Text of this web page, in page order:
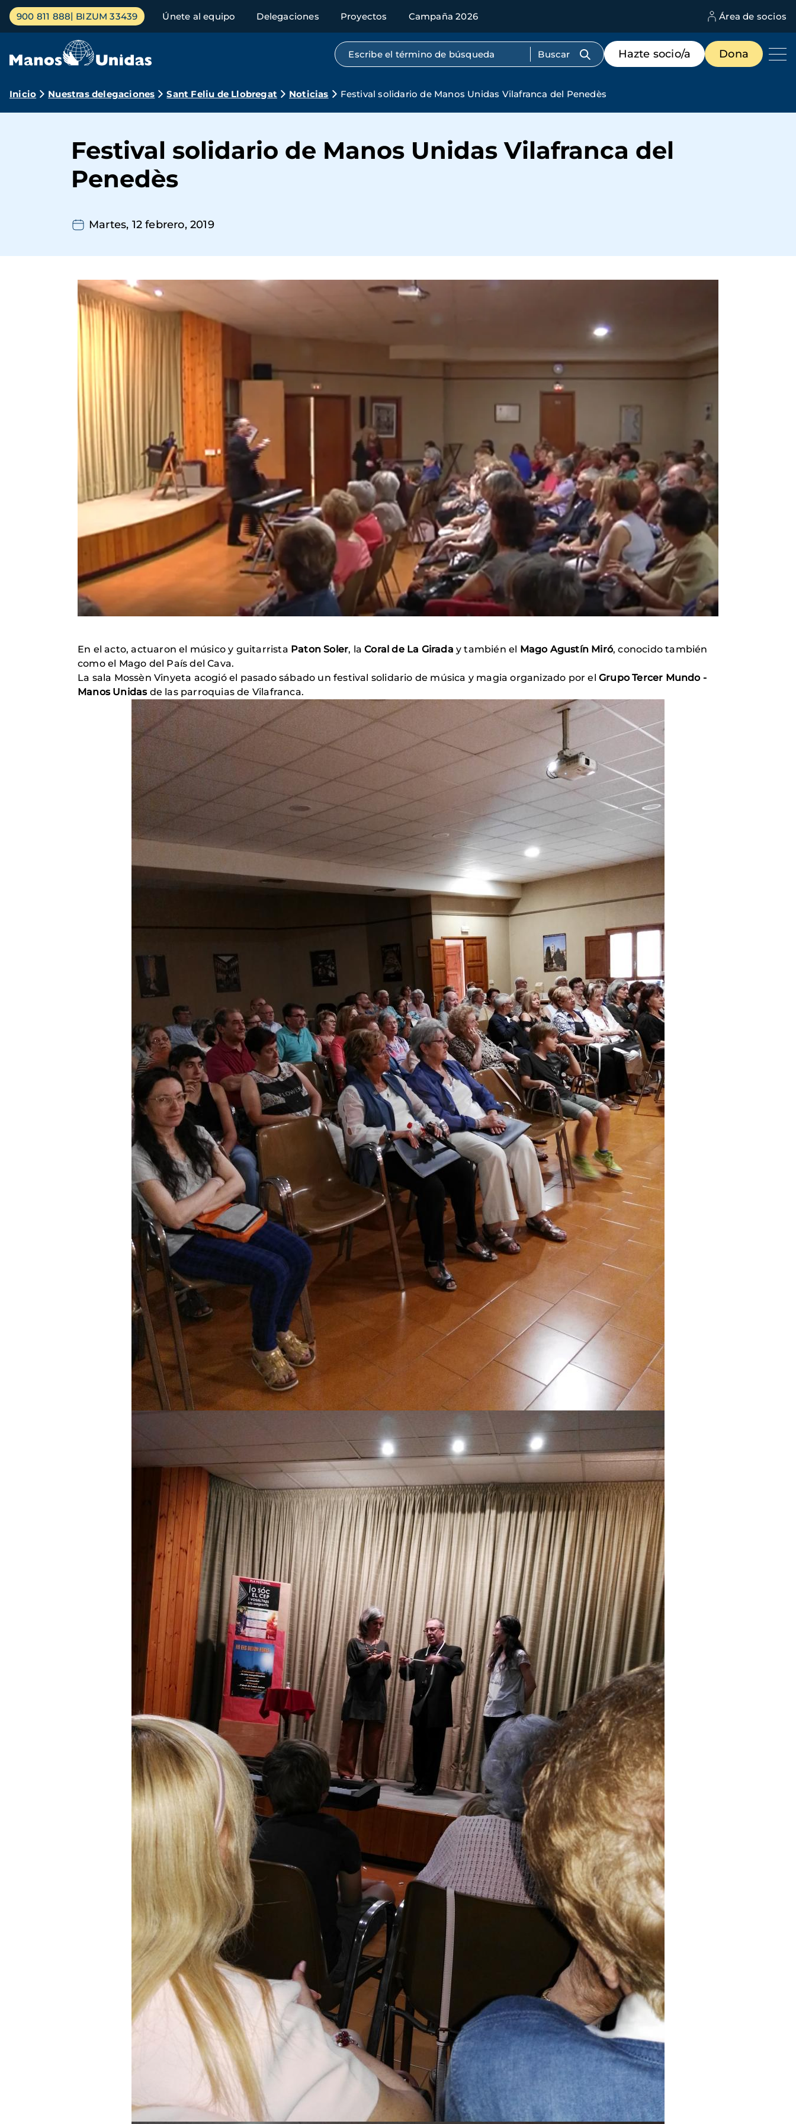
Pasar
contenido
Menú
principal
900 811 888 BIZUM 33439 Únete al equipo Delegaciones Proyectos Campaña 2026 Área de socios
Búsqueda por texto completo
Menú
de
destacados
Hazte socio/a Dona
Ruta
navegación
Inicio Nuestras delegaciones Sant Feliu de Llobregat Noticias Festival solidario de Manos Unidas Vilafranca del Penedès
Festival solidario de Manos Unidas Vilafranca del
Penedès
Martes, 12 febrero, 2019
En el acto, actuaron el músico y guitarrista Paton Soler, laCoral de La Girada y también el Mago Agustín Miró, conocido también
como el Mago del País del Cava.
La sala Mossèn Vinyeta acogió el pasado sábado un festival solidario de música y magia organizado por el Grupo Tercer Mundo -
Manos Unidasde las parroquias de Vilafranca.